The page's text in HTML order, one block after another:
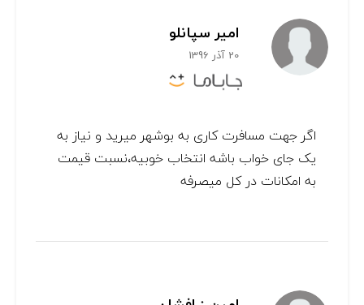
امیر سپانلو
20 آذر 1396
اگر جهت مسافرت کاری به بوشهر میرید و نیاز به
یک جای خواب باشه انتخاب خوبیه،نسبت قیمت
به امکانات در کل میصرفه